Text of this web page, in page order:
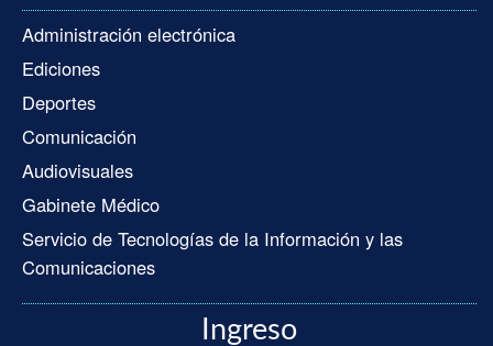
Administración electrónica
Ediciones
Deportes
Comunicación
Audiovisuales
Gabinete Médico
Servicio de Tecnologías de la Información y las
Comunicaciones
Ingreso